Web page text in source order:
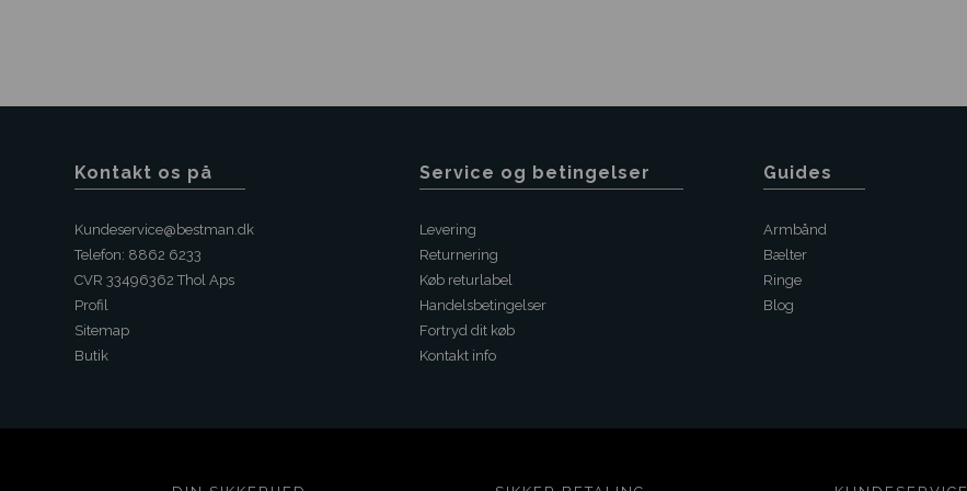
Kontakt os på
Kundeservice@bestman.dk
Telefon: 8862 6233
CVR 33496362 Thol Aps
Profil
Sitemap
Butik
Service og betingelser
Levering
Returnering
Køb returlabel
Handelsbetingelser
Fortryd dit køb
Kontakt info
Guides
Armbånd
Bælter
Ringe
Blog